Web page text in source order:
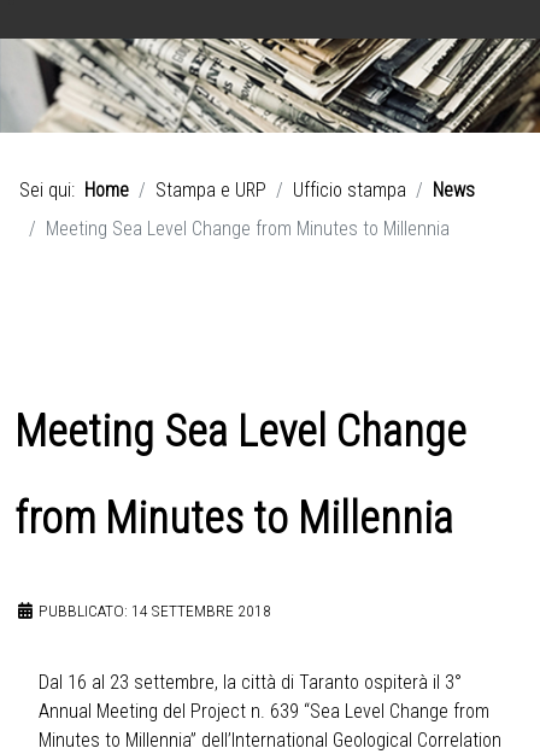
Sei qui: Home Stampa e URP Ufficio stampa
News
Meeting Sea Level Change from Minutes to Millennia
Meeting Sea Level Change
from Minutes to Millennia
PUBBLICATO: 14 SETTEMBRE 2018
Dal 16 al 23 settembre, la città di Taranto ospiterà il 3°
Annual Meeting del Project n. 639 “Sea Level Change from
Minutes to Millennia” dell’International Geological Correlation